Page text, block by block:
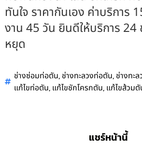
ทันใจ ราคากันเอง ค่าบริการ
งาน 45 วัน ยินดีให้บริการ 24
หยุด
ช่างซ่อมท่อตัน, ช่างทะลวงท่อตัน, ช่างทะ
แก้ไขท่อตัน, แก้ไขชักโครกตัน, แก้ไขส้วม
แชร์หน้านี้